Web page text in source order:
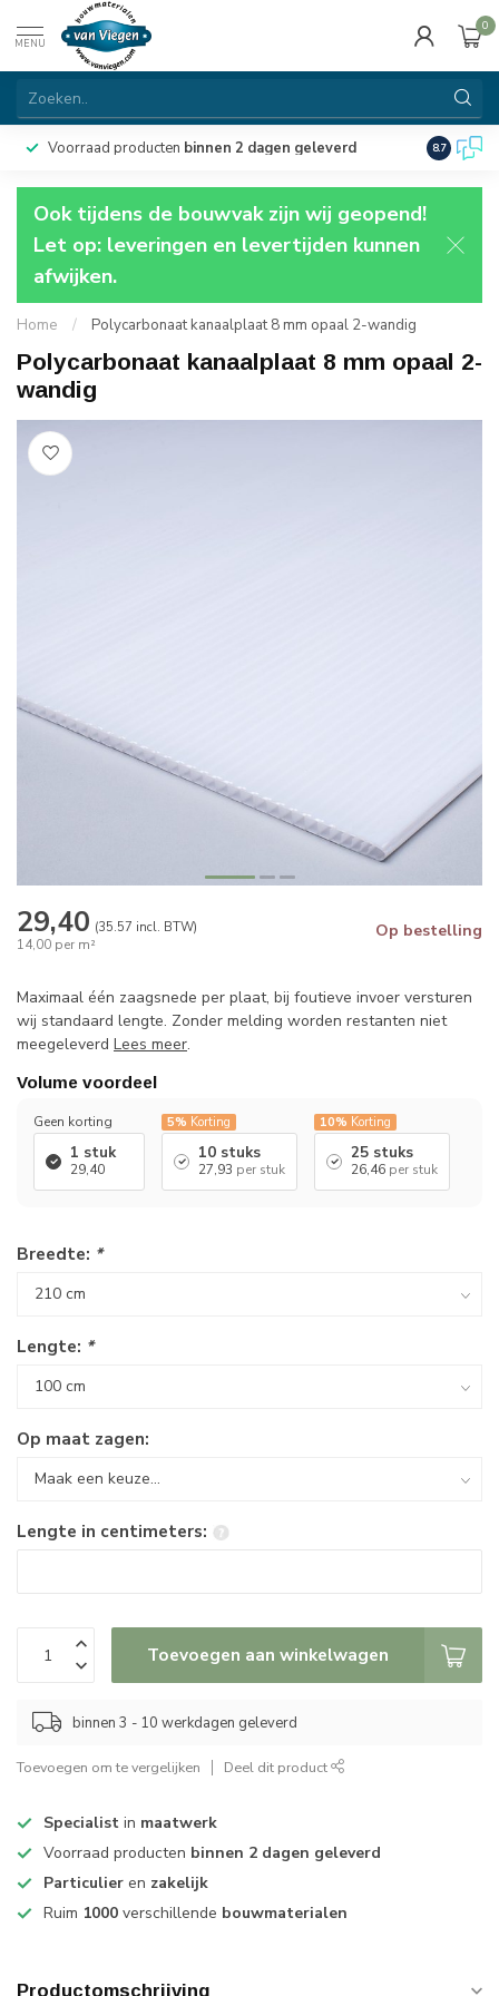
MENU
0
Voorraad producten binnen 2 dagen geleverd 8.7
Ook tijdens de bouwvak zijn wij geopend!
Let op: leveringen en levertijden kunnen
afwijken.
Home / Polycarbonaat kanaalplaat 8 mm opaal 2-wandig
Polycarbonaat kanaalplaat 8 mm opaal 2-
wandig
29,40 (35.57 incl. BTW)
14,00 per m²
Op bestelling
Maximaal één zaagsnede per plaat, bij foutieve invoer versturen
wij standaard lengte. Zonder melding worden restanten niet
meegeleverd Lees meer.
Volume voordeel
Geen korting
1 stuk
29,40
5% Korting
10 stuks
27,93 per stuk
10% Korting
25 stuks
26,46 per stuk
Breedte: *
Lengte: *
Op maat zagen:
Lengte in centimeters:
Toevoegen aan winkelwagen
binnen 3 - 10 werkdagen geleverd
Toevoegen om te vergelijken Deel dit product
Specialist in maatwerk
Voorraad producten binnen 2 dagen geleverd
Particulier en zakelijk
Ruim 1000 verschillende bouwmaterialen
Productomschrijving